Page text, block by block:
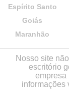
Espírito Santo
Goiás
Maranhão
Nosso site
escritório
empresa
informações